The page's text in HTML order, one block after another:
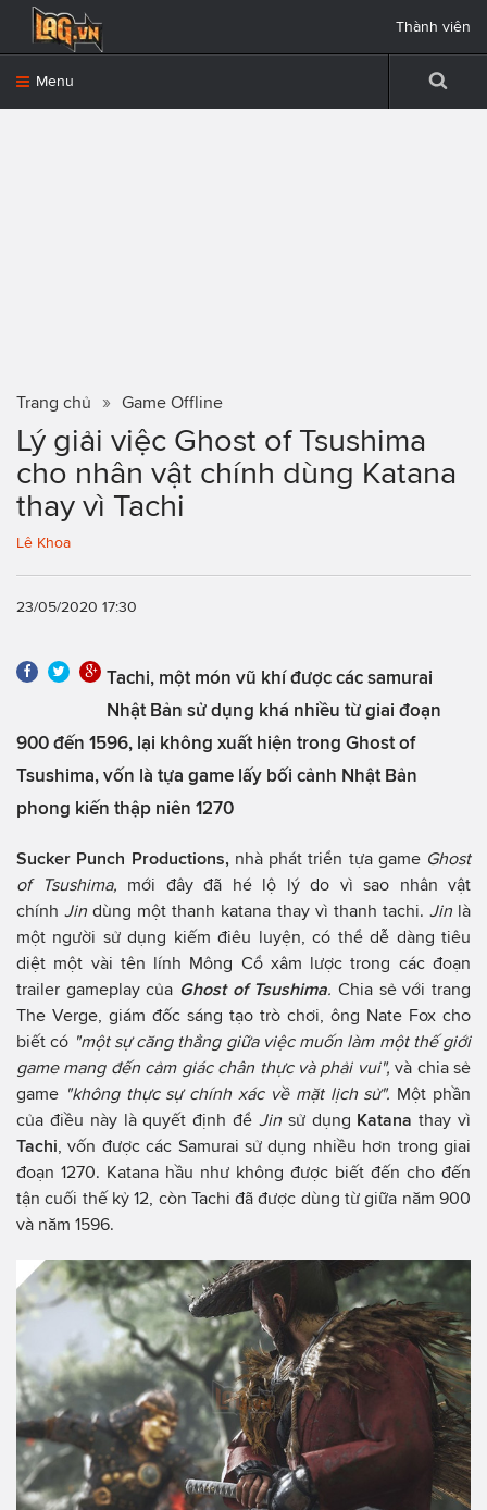
Menu
Thành viên
Trang chủ Game Offline
Lý giải việc Ghost of Tsushima
cho nhân vật chính dùng Katana
thay vì Tachi
Lê Khoa
23/05/2020 17:30
Tachi, một món vũ khí được các samurai
Nhật Bản sử dụng khá nhiều từ giai đoạn
900 đến 1596, lại không xuất hiện trong Ghost of
Tsushima, vốn là tựa game lấy bối cảnh Nhật Bản
phong kiến thập niên 1270
Sucker Punch Productions, nhà phát triển tựa game Ghost
of Tsushima, mới đây đã hé lộ lý do vì sao nhân vật
chínhJin dùng một thanh katana thay vì thanh tachi. Jin là
một người sử dụng kiếm điêu luyện, có thể dễ dàng tiêu
diệt một vài tên lính Mông Cổ xâm lược trong các đoạn
trailer gameplay của Ghost of Tsushima.Chia sẻ với trang
The Verge, giám đốc sáng tạo trò chơi, ông Nate Fox cho
biết có "một sự căng thẳng giữa việc muốn làm một thế giới
game mang đến cảm giác chân thực và phải vui",và chia sẻ
game "không thực sự chính xác về mặt lịch sử". Một phần
của điều này là quyết định để Jinsử dụng Katanathay vì
Tachi , vốn được các Samurai sử dụng nhiều hơn trong giai
đoạn 1270. Katana hầu như không được biết đến cho đến
tận cuối thế kỷ 12, còn Tachi đã được dùng từ giữa năm 900
và năm 1596.